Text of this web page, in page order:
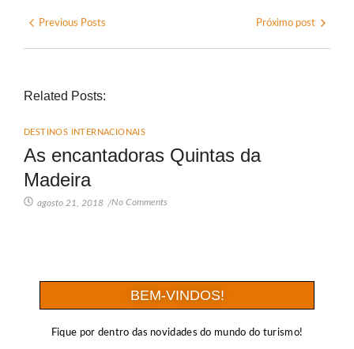
Previous Posts Próximo post
Related Posts:
DESTINOS INTERNACIONAIS
As encantadoras Quintas da
Madeira
agosto 21, 2018 /No Comments
BEM-VINDOS!
Fique por dentro das novidades do mundo do turismo!